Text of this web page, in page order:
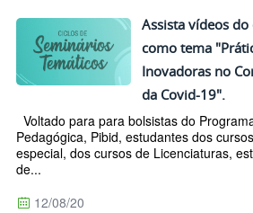
Assista vídeos
como tema
Inovadoras no
da Covid-19".
Voltado para para bolsistas do
Pedagógica, Pibid, estudantes dos
especial, dos cursos de Licenciaturas,
de...
12/08/20